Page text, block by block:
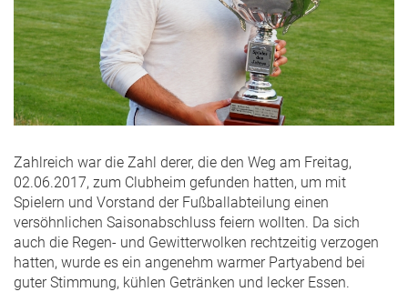
Zahlreich war die Zahl derer, die den Weg am Freitag,
02.06.2017, zum Clubheim gefunden hatten, um mit
Spielern und Vorstand der Fußballabteilung einen
versöhnlichen Saisonabschluss feiern wollten. Da sich
auch die Regen- und Gewitterwolken rechtzeitig verzogen
hatten, wurde es ein angenehm warmer Partyabend bei
guter Stimmung, kühlen Getränken und lecker Essen.